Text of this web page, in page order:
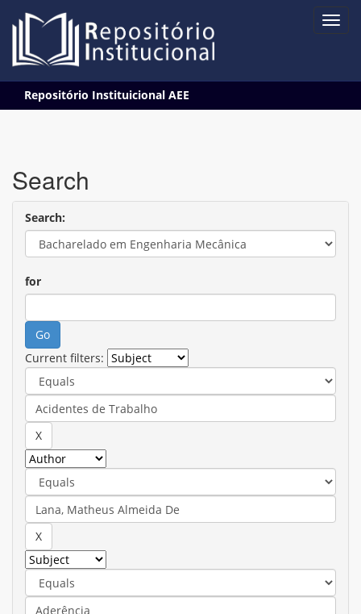
navigation
Repositório Instituicional AEE
Search
Search:
for
Current filters: